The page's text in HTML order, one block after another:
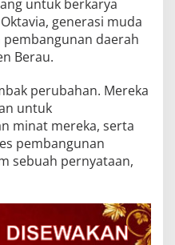
untuk berkarya
generasi muda
daerah
Berau.
perubahan. Mereka
untuk
minat mereka, serta
pembangunan
sebuah pernyataan,